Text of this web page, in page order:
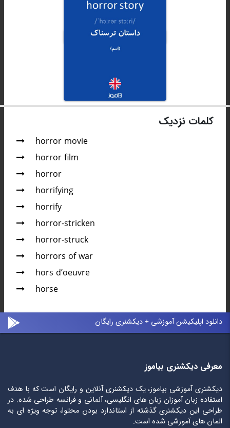
کلمات نزدیک
horror movie
horror film
horror
horrifying
horrify
horror-stricken
horror-struck
horrors of war
hors d’oeuvre
horse
دانلود اپلیکیشن آموزشی + دیکشنری رایگان
معرفی دیکشنری بیاموز
دیکشنری آموزشی بیاموز، یک دیکشنری آنلاین و رایگان است که با هدف
استفاده زبان آموزان زبان های انگلیسی، آلمانی و فرانسه طراحی شده. در
طراحی این دیکشنری گذشته از استاندارد بودن محتوا، توجه ویژه ای به
المان های آموزشی شده است.